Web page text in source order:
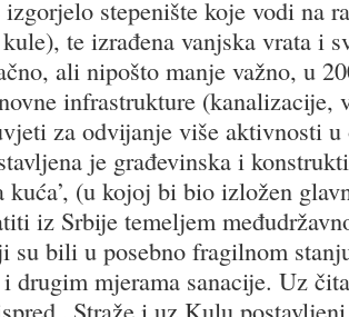
stepenište koje vodi na
te izrađena vanjska vrata i
ali nipošto manje važno, u
infrastrukture (kanalizacije,
za odvijanje više aktivnosti
je građevinska i
kuća’, (u kojoj bi bio izložen
iz Srbije temeljem
su bili u posebno fragilnom
drugim mjerama sanacije. Uz
„Straže i uz Kulu